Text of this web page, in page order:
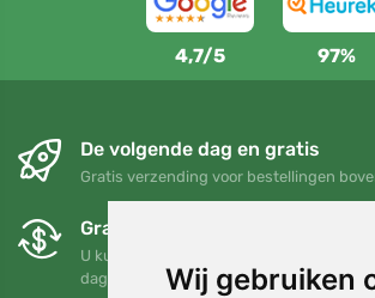
Wij gebruiken
4,7/5 97%
De volgende dag en gratis
Gratis verzending voor bestellingen
Gratis ruilen en retourneren
U kunt uw bestelling op elk gewenst
dagen retourneren of ruilen